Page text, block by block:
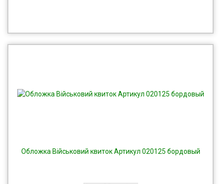
Обложка Військовий квиток Артикул 020125 бордовый